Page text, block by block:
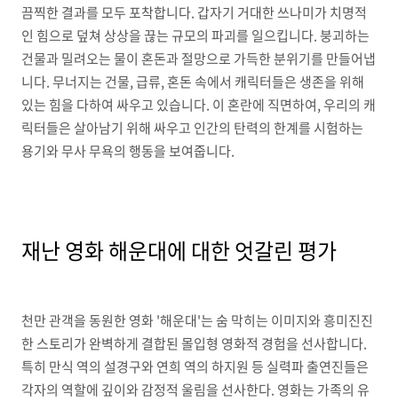
끔찍한 결과를 모두 포착합니다. 갑자기 거대한 쓰나미가 치명적
인 힘으로 덮쳐 상상을 끊는 규모의 파괴를 일으킵니다. 붕괴하는
건물과 밀려오는 물이 혼돈과 절망으로 가득한 분위기를 만들어냅
니다. 무너지는 건물, 급류, 혼돈 속에서 캐릭터들은 생존을 위해
있는 힘을 다하여 싸우고 있습니다. 이 혼란에 직면하여, 우리의 캐
릭터들은 살아남기 위해 싸우고 인간의 탄력의 한계를 시험하는
용기와 무사 무욕의 행동을 보여줍니다.
재난 영화 해운대에 대한 엇갈린 평가
천만 관객을 동원한 영화 '해운대'는 숨 막히는 이미지와 흥미진진
한 스토리가 완벽하게 결합된 몰입형 영화적 경험을 선사합니다.
특히 만식 역의 설경구와 연희 역의 하지원 등 실력파 출연진들은
각자의 역할에 깊이와 감정적 울림을 선사한다. 영화는 가족의 유